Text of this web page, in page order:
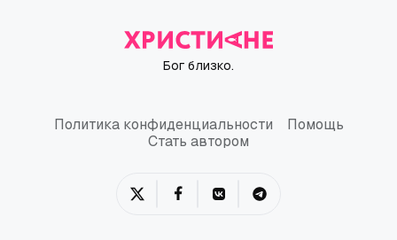
Бог близко.
Политика конфиденциальности
Политика конфиденциальности
Помощь
Стать автором